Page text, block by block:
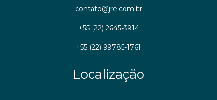
contato@jre.com.br
+55 (22) 2645-3914
+55 (22) 99785-1761
Localização